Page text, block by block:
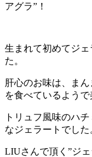
アグラ”！
生まれて初めてジ
た。
肝心のお味は、ま
を食べているようで
トリュフ風味のハ
なジェラートでした
LIUさんで頂く”ジ